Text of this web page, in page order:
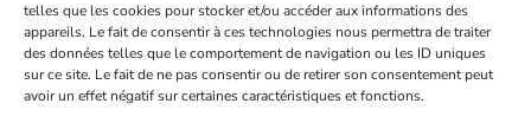
telles que les cookies pour stocker et/ou accéder aux informations des
appareils. Le fait de consentir à ces technologies nous permettra de traiter
des données telles que le comportement de navigation ou les ID uniques
sur ce site. Le fait de ne pas consentir ou de retirer son consentement peut
avoir un effet négatif sur certaines caractéristiques et fonctions.